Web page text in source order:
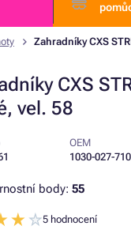
Zahradníky CXS
CXS
vel. 58
OEM
1030-027-
body: 55
5 hodnocení